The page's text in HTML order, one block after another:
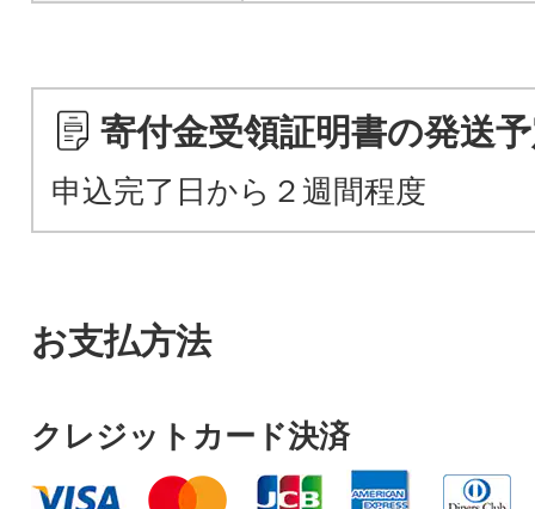
寄付金受領証明書の発送
申込完了日から２週間程度
お支払方法
クレジットカード決済